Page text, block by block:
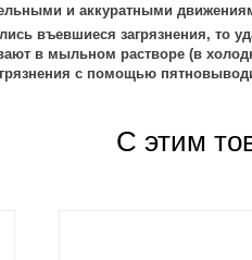
и аккуратными
въевшиеся загрязнения, то
в мыльном растворе (в
с помощью
С этим